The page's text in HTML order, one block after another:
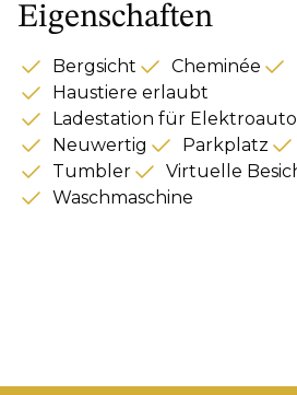
Eigenschaften
Bergsicht Cheminée
Haustiere erlaubt
Ladestation für Elektroauto
Neuwertig
Parkplatz
Tumbler
Virtuelle
Waschmaschine